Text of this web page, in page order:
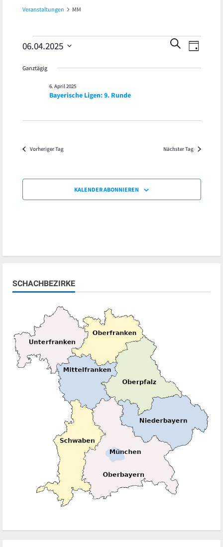
Veranstaltungen MM
Veranstaltungen
für
Suche
SUCHE
TAG
06.04.2025
wählen.
Ganztägig
Bayerische Ligen: 9. Runde
6. April 2025
Vorheriger Tag Nächster Tag
KALENDER ABONNIEREN
SCHACHBEZIRKE